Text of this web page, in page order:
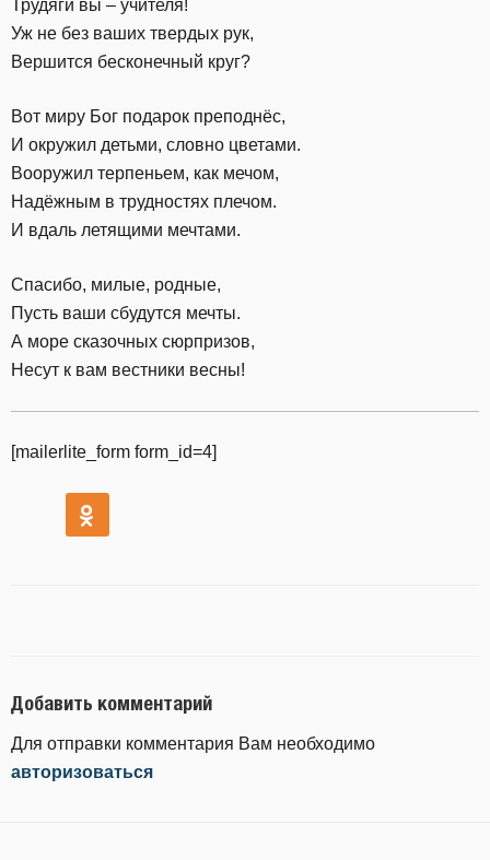
Трудяги вы – учителя!
Уж не без ваших твердых рук,
Вершится бесконечный круг?
Вот миру Бог подарок преподнёс,
И окружил детьми, словно цветами.
Вооружил терпеньем, как мечом,
Надёжным в трудностях плечом.
И вдаль летящими мечтами.
Спасибо, милые, родные,
Пусть ваши сбудутся мечты.
А море сказочных сюрпризов,
Несут к вам вестники весны!
[mailerlite_form form_id=4]
Добавить комментарий
Для отправки комментария Вам необходимо
авторизоваться